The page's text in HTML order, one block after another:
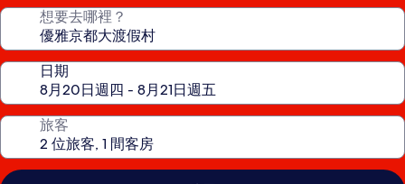
想要去哪裡？
日期
旅客